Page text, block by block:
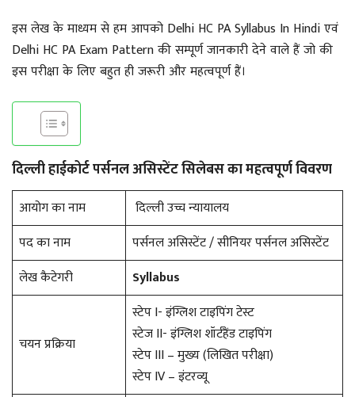
इस लेख के माध्यम से हम आपको Delhi HC PA Syllabus In Hindi एवं
Delhi HC PA Exam Pattern की सम्पूर्ण जानकारी देने वाले हैं जो की
इस परीक्षा के लिए बहुत ही जरूरी और महत्वपूर्ण हैं।
दिल्ली हाईकोर्ट पर्सनल असिस्टेंट सिलेबस का महत्वपूर्ण विवरण
आयोग का नाम
दिल्ली उच्च न्यायालय
पद का नाम
पर्सनल असिस्टेंट / सीनियर पर्सनल असिस्टेंट
लेख कैटेगरी
Syllabus
चयन प्रक्रिया
स्टेप I- इंग्लिश टाइपिंग टेस्ट
स्टेज II- इंग्लिश शॉर्टहैंड टाइपिंग
स्टेप III – मुख्य (लिखित परीक्षा)
स्टेप IV – इंटरव्यू